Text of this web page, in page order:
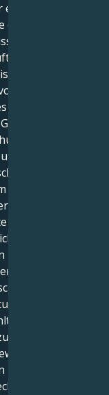
Saturn in
Casting
Im Grunde
und
Star, das
allem, was
die
zu
einem
Ihrer
und einem
Gerechtigkeit.
Raum sein,
im Rockstar-
Waage zeigt
wenn Sie sich
bemühen.
auch wenn es
das Richtige zu
damit
können.
der